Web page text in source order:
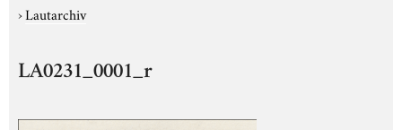
›Lautarchiv
LA0231_0001_r